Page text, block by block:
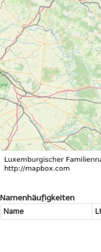
Namenhäufigkeiten
Name